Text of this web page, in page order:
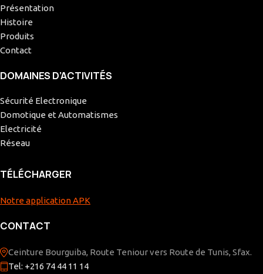
Présentation
Histoire
Produits
Contact
DOMAINES D’ACTIVITÉS
Sécurité Electronique
Domotique et Automatismes
Electricité
Réseau
TÉLÉCHARGER
Notre application APK
CONTACT
Ceinture Bourguiba, Route Teniour vers Route de Tunis, Sfax.
Tel: +216 74 44 11 14